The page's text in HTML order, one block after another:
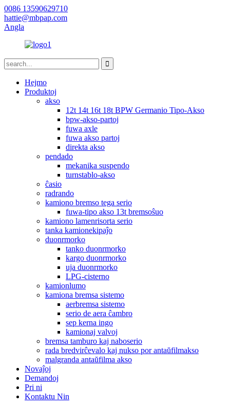
0086 13590629710
hattie@mbpap.com
Angla
Hejmo
Produktoj
akso
12t 14t 16t 18t BPW Germanio Tipo-Akso
bpw-akso-partoj
fuwa axle
fuwa akso partoj
direkta akso
pendado
mekanika suspendo
turnstablo-akso
ĉasio
radrando
kamiono bremso tega serio
fuwa-tipo akso 13t bremsoŝuo
kamiono lamenrisorta serio
tanka kamionekipaĵo
duonrmorko
tanko duonrmorko
kargo duonrmorko
uja duonrmorko
LPG-cisterno
kamionlumo
kamiona bremsa sistemo
aerbremsa sistemo
serio de aera ĉambro
sep kerna ingo
kamionaj valvoj
bremsa tamburo kaj naboserio
rada bredvirĉevalo kaj nukso por antaŭfilmakso
malgranda antaŭfilma akso
Novaĵoj
Demandoj
Pri ni
Kontaktu Nin